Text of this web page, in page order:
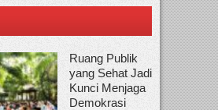
Ruang Publik
yang Sehat Jadi
Kunci Menjaga
Demokrasi